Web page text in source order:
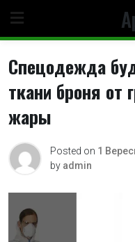
content
Спецодежда
ткани броня от
жары
Posted on 1
by admin